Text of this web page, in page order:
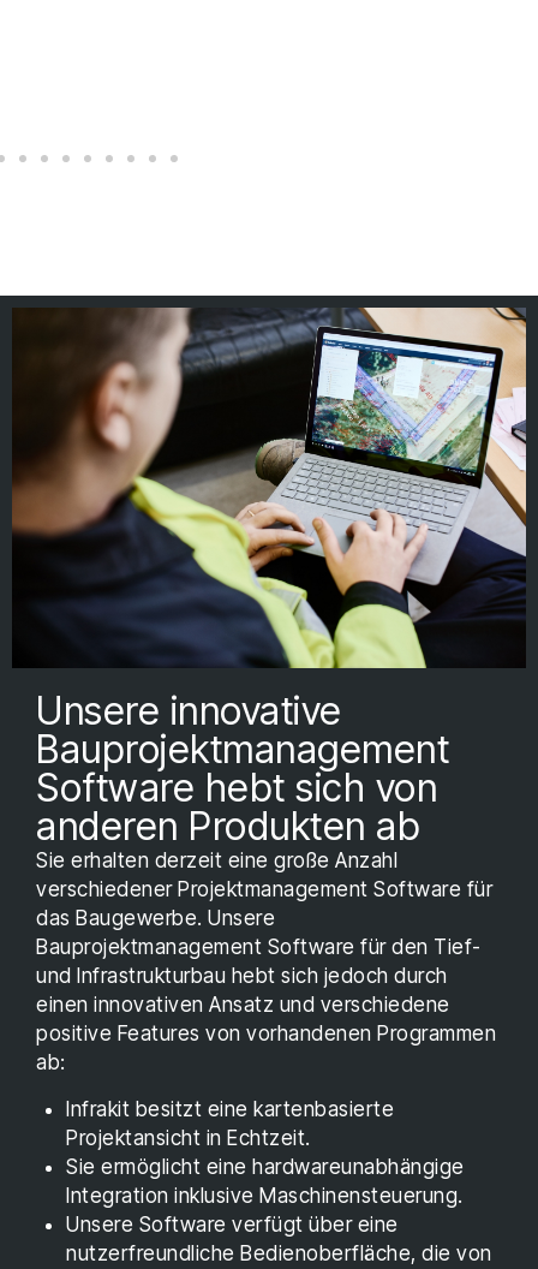
Unsere innovative
Bauprojektmanagement
Software hebt sich von
anderen Produkten ab
Sie erhalten derzeit eine große Anzahl
verschiedener Projektmanagement Software für
das Baugewerbe. Unsere
Bauprojektmanagement Software für den Tief-
und Infrastrukturbau hebt sich jedoch durch
einen innovativen Ansatz und verschiedene
positive Features von vorhandenen Programmen
ab:
Infrakit besitzt eine kartenbasierte
Projektansicht in Echtzeit.
Sie ermöglicht eine hardwareunabhängige
Integration inklusive Maschinensteuerung.
Unsere Software verfügt über eine
nutzerfreundliche Bedienoberfläche, die von
Vielen Dank für Ihre
Bewerbung! Wir
melden uns in Kürze
bei Ihnen.
Folgen Sie uns, um auf dem Laufenden zu
bleiben.